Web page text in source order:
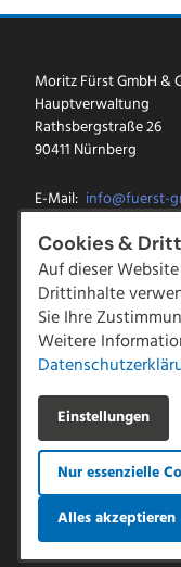
Moritz Fürst GmbH &
Hauptverwaltung
Rathsbergstraße 26
90411 Nürnberg
E-Mail: info@fuerst-
Fax: 0911 5213-100
Facebook
Instagram
LinkedIn
YouTube
Kontakt
Downloads
Impressum
Datenschutz
AGBs|Compliance
Hinweisgeber
Cookies &
Auf dieser
Drittinhalte
Sie Ihre
Weitere
Einstellungen
Nur essenzielle
Alles akzeptieren